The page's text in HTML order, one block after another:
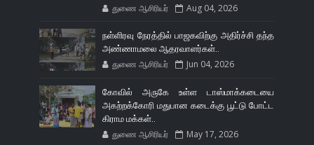
துணை ஆசிரியர் Aug 04, 2026
நள்ளிரவு நேரத்தில் பாஜகவிற்கு அதிர்ச்சி தந்த
அண்ணாமலை ஆதரவாளர்கள்..
துணை ஆசிரியர் Jun 04, 2026
கோவில் அருகே உள்ள டாஸ்மாக்கடையை
அகற்றக்கோரி மதுபான கடைக்கு பூட்டு போட்ட
கிராம மக்கள்..
துணை ஆசிரியர் May 17, 2026